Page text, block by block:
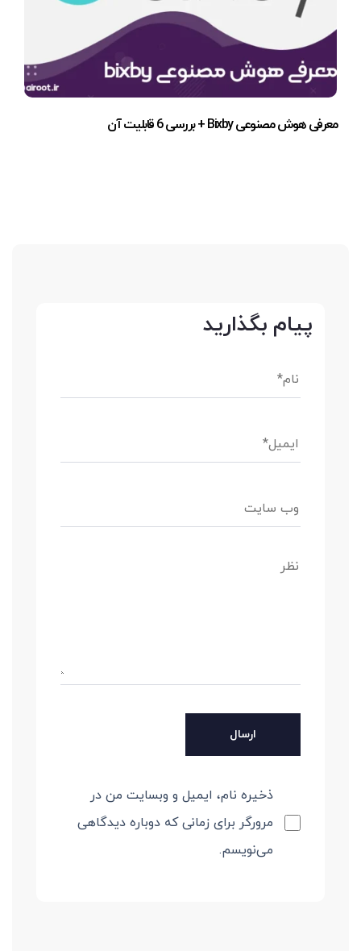
معرفی هوش مصنوعی Bixby + بررسی 6 قابلیت آن
پیام بگذارید
ذخیره نام، ایمیل و وبسایت من در
مرورگر برای زمانی که دوباره دیدگاهی
می‌نویسم.